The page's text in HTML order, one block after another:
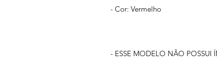
- Cor: Vermelho
- ESSE MODELO NÃO POSSUI